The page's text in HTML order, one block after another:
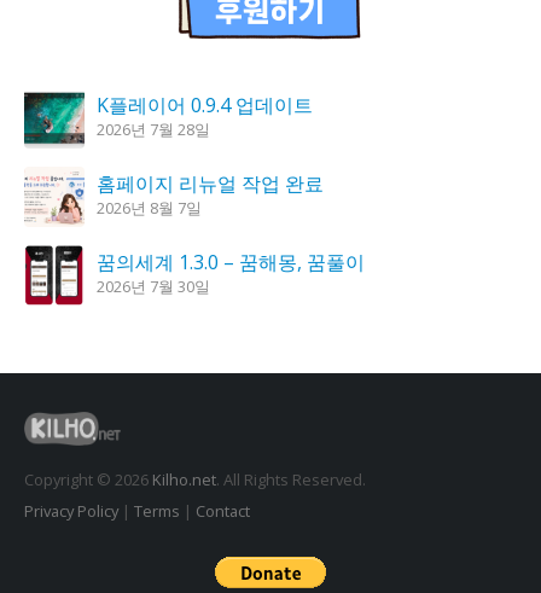
K플레이어 0.9.4 업데이트
2026년 7월 28일
홈페이지 리뉴얼 작업 완료
2026년 8월 7일
꿈의세계 1.3.0 – 꿈해몽, 꿈풀이
2026년 7월 30일
도깨비 촛불 1.6.0 업데이트
2026년 7월 23일
Copyright © 2026 Kilho.net. All Rights Reserved.
Privacy Policy| Terms | Contact